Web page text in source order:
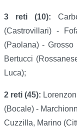
3 reti (10):
(Castrovillari) -
(Paolana) - Grosso
Bertucci
Luca);
2 reti (45):
(Bocale) -
Cuzzilla, Marino